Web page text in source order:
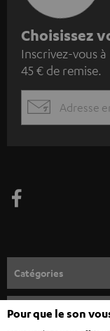
I
n
s
c
r
z
o
u
s
Choisissez
Inscrivez-vous
45 € de remise.
EMAIL
Catégories
Société
Pour que le son